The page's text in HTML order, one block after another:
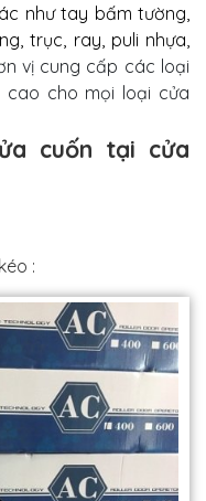
như tay bấm tường,
trục, ray, puli nhựa,
vị cung cấp các loại
cao cho mọi loại cửa
cuốn tại cửa
: